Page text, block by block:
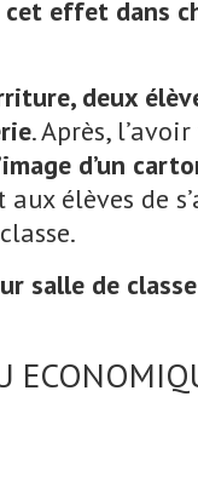
effet dans
deux
. Après,
d’un
élèves de
salle de